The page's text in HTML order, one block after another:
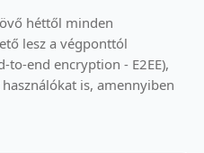
héttől minden
lesz a végponttól
end encryption - E2EE),
is, amennyiben